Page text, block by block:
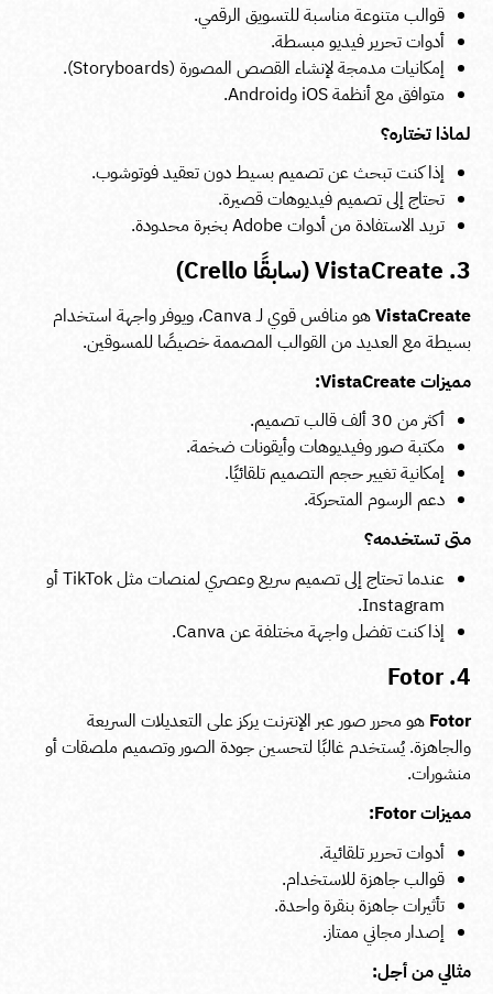
قوالب متنوعة مناسبة للتسويق الرقمي.
أدوات تحرير فيديو مبسطة.
إمكانيات مدمجة لإنشاء القصص المصورة (Storyboards).
متوافق مع أنظمة iOS وAndroid.
لماذا تختاره؟
إذا كنت تبحث عن تصميم بسيط دون تعقيد فوتوشوب.
تحتاج إلى تصميم فيديوهات قصيرة.
تريد الاستفادة من أدوات Adobe بخبرة محدودة.
3. VistaCreate (سابقًا Crello)
VistaCreate
هو منافس قوي لـ Canva، ويوفر واجهة استخدام
بسيطة مع العديد من القوالب المصممة خصيصًا للمسوقين.
مميزات VistaCreate:
أكثر من 30 ألف قالب تصميم.
مكتبة صور وفيديوهات وأيقونات ضخمة.
إمكانية تغيير حجم التصميم تلقائيًا.
دعم الرسوم المتحركة.
متى تستخدمه؟
عندما تحتاج إلى تصميم سريع وعصري لمنصات مثل TikTok أو
Instagram.
إذا كنت تفضل واجهة مختلفة عن Canva.
4. Fotor
Fotor هو محرر صور عبر الإنترنت يركز على التعديلات السريعة
والجاهزة. يُستخدم غالبًا لتحسين جودة الصور وتصميم ملصقات أو
منشورات.
مميزات Fotor:
أدوات تحرير تلقائية.
قوالب جاهزة للاستخدام.
تأثيرات جاهزة بنقرة واحدة.
إصدار مجاني ممتاز.
مثالي من أجل: